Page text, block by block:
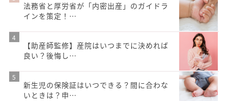
法務省と厚労省が「内密出産」のガイドラ
インを策定！…
【助産師監修】産院はいつまでに決めれば
良い？後悔し…
新生児の保険証はいつできる？間に合わな
いときは？申…